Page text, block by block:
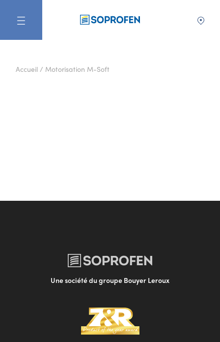
Accueil/ Motorisation M-Soft
Une société du groupe Bouyer Leroux